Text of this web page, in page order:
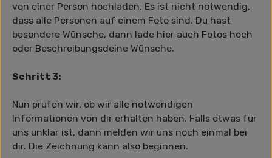
von einer Person hochladen. Es ist nicht notwendig,
dass alle Personen auf einem Foto sind. Du hast
besondere Wünsche, dann lade hier auch Fotos hoch
oder Beschreibungsdeine Wünsche.
Schritt 3:
Nun prüfen wir, ob wir alle notwendigen
Informationen von dir erhalten haben. Falls etwas für
uns unklar ist, dann melden wir uns noch einmal bei
dir. Die Zeichnung kann also beginnen.